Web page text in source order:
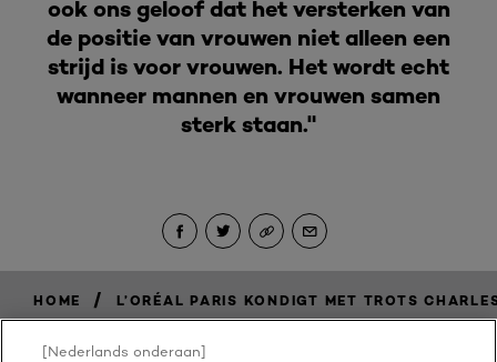
ook ons geloof dat het versterken van
de positie van vrouwen niet alleen een
strijd is voor vrouwen. Het wordt echt
wanneer mannen en vrouwen samen
sterk staan."
HOME / L’ORÉAL PARIS KONDIGT MET TROTS
[Nederlands onderaan]